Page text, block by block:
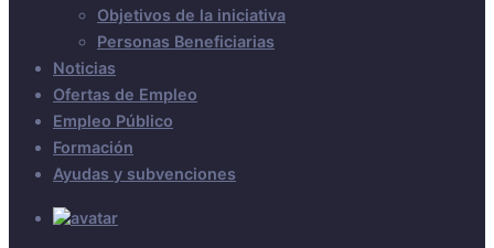
Objetivos de la iniciativa
Personas Beneficiarias
Noticias
Ofertas de Empleo
Empleo Público
Formación
Ayudas y subvenciones